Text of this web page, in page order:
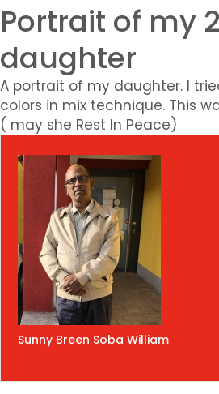
Portrait of my
daughter
A portrait of my daughter. I
colors in mix technique. This
( may she Rest In Peace)
Sunny Breen Soba William